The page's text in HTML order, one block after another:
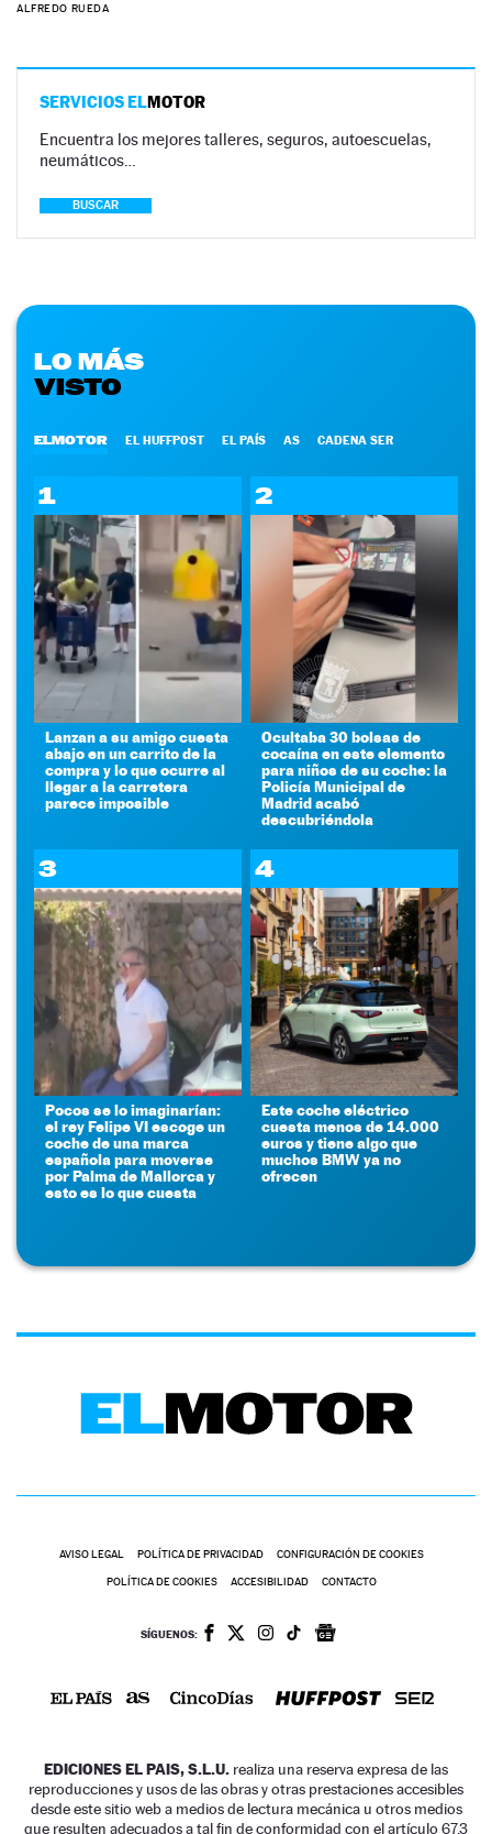
ALFREDO RUEDA
SERVICIOS ELMOTOR
Encuentra los mejores talleres, seguros, autoescuelas,
neumáticos…
BUSCAR
LO MÁS
VISTO
ELMOTOR EL HUFFPOST EL PAÍS AS CADENA SER
1
Lanzan a su amigo cuesta
abajo en un carrito de la
compra y lo que ocurre al
llegar a la carretera
parece imposible
2
Ocultaba 30 bolsas de
cocaína en este elemento
para niños de su coche: la
Policía Municipal de
Madrid acabó
descubriéndola
3
Pocos se lo imaginarían:
el rey Felipe VI escoge un
coche de una marca
española para moverse
por Palma de Mallorca y
esto es lo que cuesta
4
Este coche eléctrico
cuesta menos de 14.000
euros y tiene algo que
muchos BMW ya no
ofrecen
AVISO LEGAL POLÍTICA DE PRIVACIDAD CONFIGURACIÓN DE COOKIES
POLÍTICA DE COOKIES ACCESIBILIDAD CONTACTO
SÍGUENOS:
EDICIONES EL PAIS, S.L.U. realiza una reserva expresa de las
reproducciones y usos de las obras y otras prestaciones accesibles
desde este sitio web a medios de lectura mecánica u otros medios
que resulten adecuados a tal fin de conformidad con el artículo 67.3